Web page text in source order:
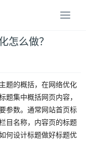
怎么做？
题的概括，在网络优化
题集中概括网页内容，
参数。通常网站首页标
目名称，内容页的标题
何设计标题做好标题优